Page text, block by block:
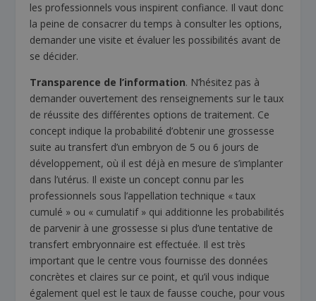
les professionnels vous inspirent confiance. Il vaut donc
la peine de consacrer du temps à consulter les options,
demander une visite et évaluer les possibilités avant de
se décider.
Transparence de l’information. N’hésitez pas à
demander ouvertement des renseignements sur le taux
de réussite des différentes options de traitement. Ce
concept indique la probabilité d’obtenir une grossesse
suite au transfert d’un embryon de 5 ou 6 jours de
développement, où il est déjà en mesure de s’implanter
dans l’utérus. Il existe un concept connu par les
professionnels sous l’appellation technique « taux
cumulé » ou « cumulatif » qui additionne les probabilités
de parvenir à une grossesse si plus d’une tentative de
transfert embryonnaire est effectuée. Il est très
important que le centre vous fournisse des données
concrètes et claires sur ce point, et qu’il vous indique
également quel est le taux de fausse couche, pour vous